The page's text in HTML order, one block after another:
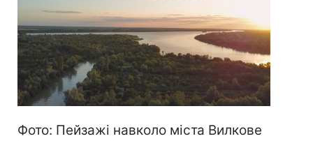
Фото: Пейзажі навколо міста Вилкове